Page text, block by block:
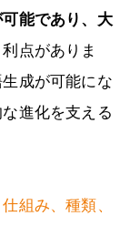
能であり、大
点がありま
成が可能にな
進化を支える
組み、種類、